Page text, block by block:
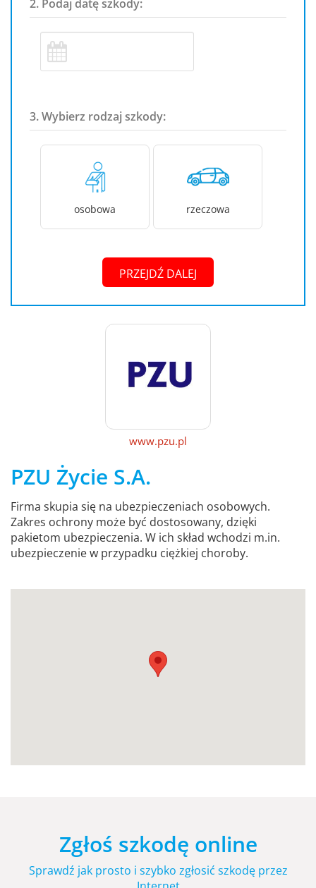
2. Podaj datę szkody:
3. Wybierz rodzaj szkody:
osobowa rzeczowa
PRZEJDŹ DALEJ
www.pzu.pl
PZU Życie S.A.
Firma skupia się na ubezpieczeniach osobowych.
Zakres ochrony może być dostosowany, dzięki
pakietom ubezpieczenia. W ich skład wchodzi m.in.
ubezpieczenie w przypadku ciężkiej choroby.
Zgłoś szkodę online
Sprawdź jak prosto i szybko zgłosić szkodę przez